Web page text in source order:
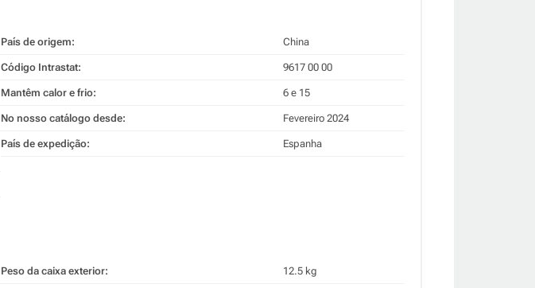
País de origem: China
Código Intrastat: 9617 00 00
Mantêm calor e frio: 6 e 15
No nosso catálogo desde: Fevereiro 2024
País de expedição: Espanha
Peso da caixa exterior: 12.5 kg